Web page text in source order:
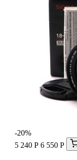
-20%
5 240 Р 6 550 Р